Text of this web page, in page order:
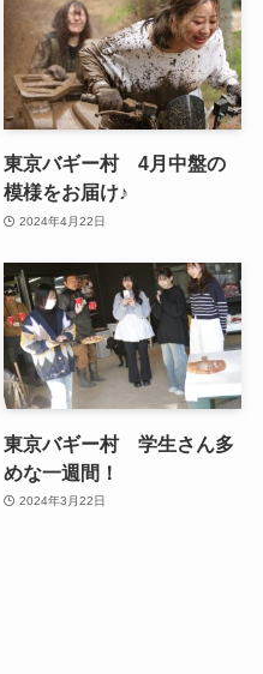
東京バギー村 4月中盤の
模様をお届け♪
2024年4月22日
東京バギー村 学生さん多
めな一週間！
2024年3月22日